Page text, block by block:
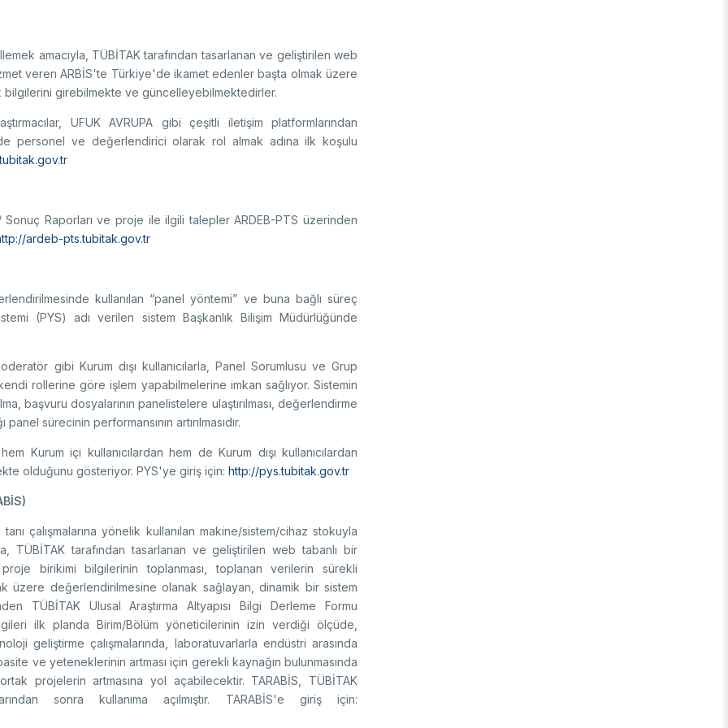
amacıyla, TÜBİTAK tarafından tasarlanan ve geliştirilen web
veren ARBİS'te Türkiye'de ikamet edenler başta olmak üzere
bilgilerini girebilmekte ve güncelleyebilmektedirler.
UFUK AVRUPA gibi çeşitli iletişim platformlarından
personel ve değerlendirici olarak rol almak adına ilk koşulu
Raporları ve proje ile ilgili talepler ARDEB-PTS üzerinden
ardeb-pts.tubitak.gov.tr
kullanılan “panel yöntemi” ve buna bağlı süreç
(PYS) adı verilen sistem Başkanlık Bilişim Müdürlüğünde
gibi Kurum dışı kullanıcılarla, Panel Sorumlusu ve Grup
rollerine göre işlem yapabilmelerine imkan sağlıyor. Sistemin
başvuru dosyalarının panelistelere ulaştırılması, değerlendirme
sürecinin performansının artırılmasıdır.
Kurum içi kullanıcılardan hem de Kurum dışı kullanıcılardan
olduğunu gösteriyor. PYS'ye giriş için: http://pys.tubitak.gov.tr
çalışmalarına yönelik kullanılan makine/sistem/cihaz stokuyla
TÜBİTAK tarafından tasarlanan ve geliştirilen web tabanlı bir
birikimi bilgilerinin toplanması, toplanan verilerin sürekli
üzere değerlendirilmesine olanak sağlayan, dinamik bir sistem
TÜBİTAK Ulusal Araştırma Altyapısı Bilgi Derleme Formu
ilk planda Birim/Bölüm yöneticilerinin izin verdiği ölçüde,
geliştirme çalışmalarında, laboratuvarlarla endüstri arasında
ve yeteneklerinin artması için gerekli kaynağın bulunmasında
projelerin artmasına yol açabilecektir. TARABİS, TÜBİTAK
sonra kullanıma açılmıştır. TARABİS'e giriş için: